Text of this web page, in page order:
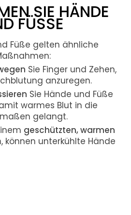
SIE HÄNDE
FÜSSE
Füße gelten ähnliche
Sie Finger und Zehen,
anzuregen.
Sie Hände und Füße
warmes Blut in die
gelangt.
geschützten, warmen
können unterkühlte Hände